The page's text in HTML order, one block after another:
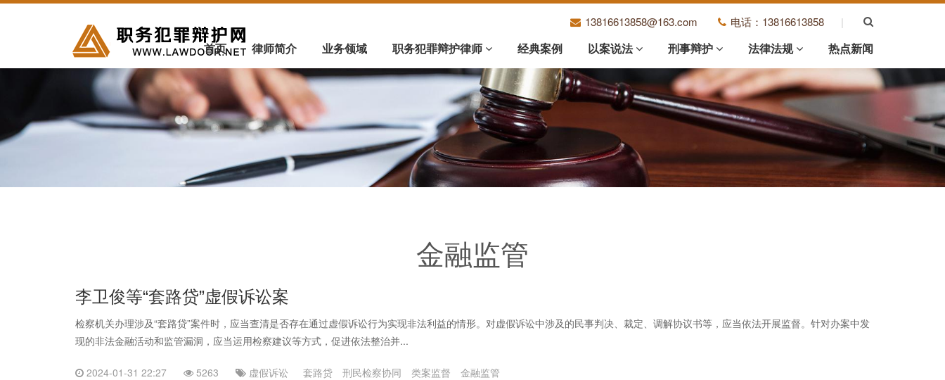
13816613858@163.com 电话：13816613858 |
首页 律师简介 业务领域 职务犯罪辩护律师 经典案例 以案说法 刑事辩护 法律法规 热点新闻
金融监管
李卫俊等“套路贷”虚假诉讼案
检察机关办理涉及“套路贷”案件时，应当查清是否存在通过虚假诉讼行为实现非法利益的情形。对虚假诉讼中涉及的民事判决、裁定、调解协议书等，应当依法开展监督。针对办案中发
现的非法金融活动和监管漏洞，应当运用检察建议等方式，促进依法整治并...
2024-01-31 22:27 5263 虚假诉讼 套路贷 刑民检察协同 类案监督 金融监管